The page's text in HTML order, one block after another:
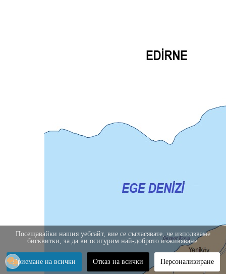
Посещавайки нашия уебсайт, вие се съгласявате, че използваме
бисквитки, за да ви осигурим най-доброто изживяване.
Приемане на всички Отказ на всички Персонализиране